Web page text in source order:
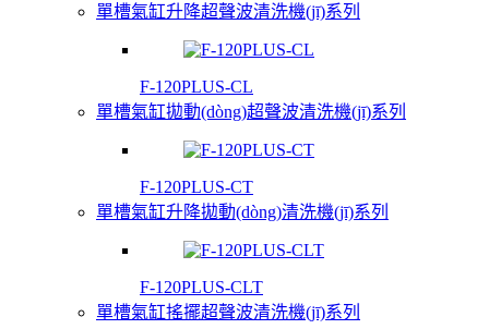
單槽氣缸升降超聲波清洗機(jī)系列
F-120PLUS-CL
單槽氣缸拋動(dòng)超聲波清洗機(jī)系列
F-120PLUS-CT
單槽氣缸升降拋動(dòng)清洗機(jī)系列
F-120PLUS-CLT
單槽氣缸搖擺超聲波清洗機(jī)系列